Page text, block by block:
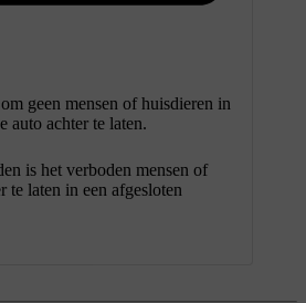
geen mensen of huisdieren in
auto achter te laten.
is het verboden mensen of
te laten in een afgesloten